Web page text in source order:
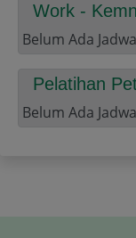
Work -
Belum Ada
Pelatihan
Belum Ada